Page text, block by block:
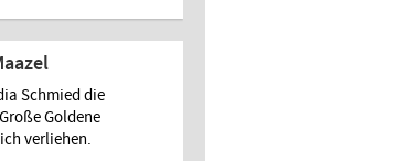
Schmied die
Goldene
verliehen.